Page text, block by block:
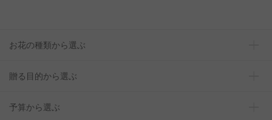
お花の種類から選ぶ
贈る目的から選ぶ
予算から選ぶ